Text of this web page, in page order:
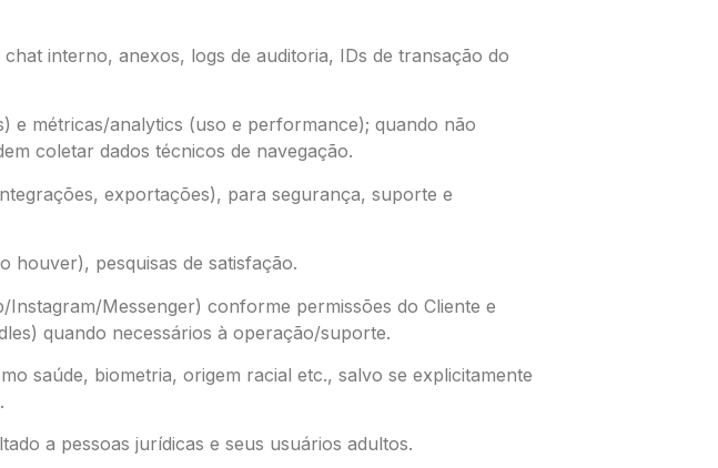
interno, anexos, logs de auditoria, IDs de transação do
e métricas/analytics (uso e performance); quando não
coletar dados técnicos de navegação.
exportações), para segurança, suporte e
houver), pesquisas de satisfação.
Messenger) conforme permissões do Cliente e
quando necessários à operação/suporte.
saúde, biometria, origem racial etc., salvo se explicitamente
a pessoas jurídicas e seus usuários adultos.